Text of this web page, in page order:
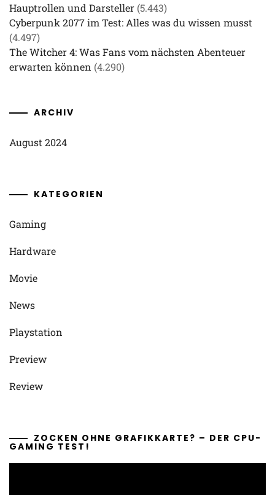
Hauptrollen und Darsteller (5.443)
Cyberpunk 2077 im Test: Alles was du wissen musst
(4.497)
The Witcher 4: Was Fans vom nächsten Abenteuer
erwarten können (4.290)
ARCHIV
August 2024
KATEGORIEN
Gaming
Hardware
Movie
News
Playstation
Preview
Review
ZOCKEN OHNE GRAFIKKARTE? – DER CPU-
GAMING TEST!